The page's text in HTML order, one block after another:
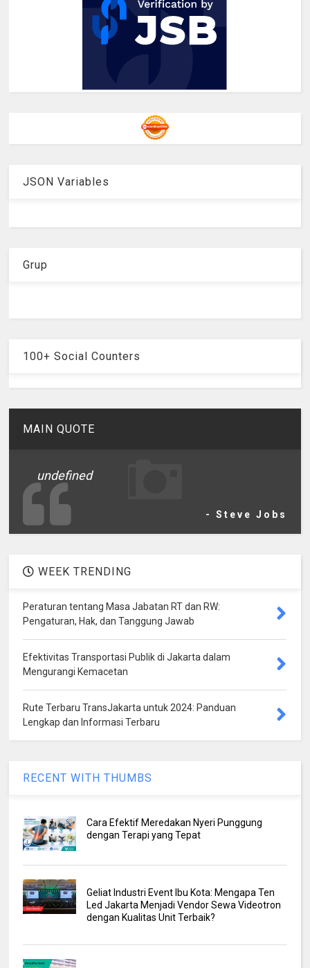
JSON Variables
Grup
100+ Social Counters
MAIN QUOTE
undefined
- Steve Jobs
WEEK TRENDING
Peraturan tentang Masa Jabatan RT dan RW:
Pengaturan, Hak, dan Tanggung Jawab
Efektivitas Transportasi Publik di Jakarta dalam
Mengurangi Kemacetan
Rute Terbaru TransJakarta untuk 2024: Panduan
Lengkap dan Informasi Terbaru
RECENT WITH THUMBS
Cara Efektif Meredakan Nyeri Punggung
dengan Terapi yang Tepat
Geliat Industri Event Ibu Kota: Mengapa Ten
Led Jakarta Menjadi Vendor Sewa Videotron
dengan Kualitas Unit Terbaik?